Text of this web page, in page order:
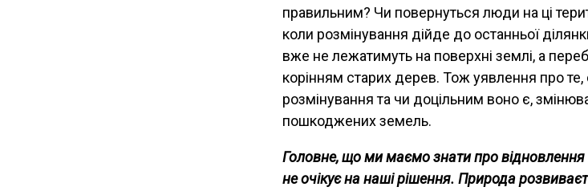
правильним? Чи повернуться люди на ці
коли розмінування дійде до останньої
вже не лежатимуть на поверхні землі, а
корінням старих дерев. Тож уявлення про те,
розмінування та чи доцільним воно є,
пошкоджених земель.
Головне, що ми маємо знати про
не очікує на наші рішення. Природа